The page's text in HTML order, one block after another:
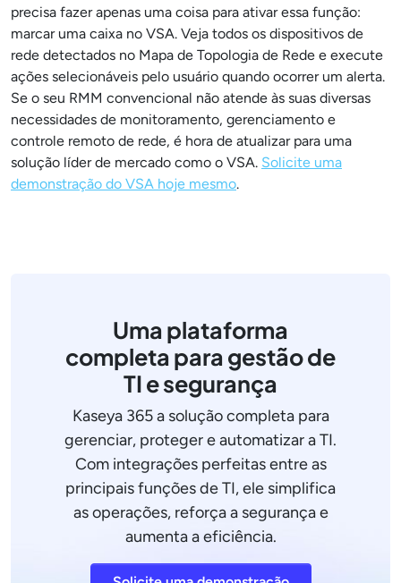
precisa fazer apenas uma coisa para ativar essa função:
marcar uma caixa no VSA. Veja todos os dispositivos de
rede detectados no Mapa de Topologia de Rede e execute
ações selecionáveis pelo usuário quando ocorrer um alerta.
Se o seu RMM convencional não atende às suas diversas
necessidades de monitoramento, gerenciamento e
controle remoto de rede, é hora de atualizar para uma
solução líder de mercado como o VSA. Solicite uma
demonstração do VSA hoje mesmo.
Uma plataforma
completa para gestão de
TI e segurança
Kaseya 365 a solução completa para
gerenciar, proteger e automatizar a TI.
Com integrações perfeitas entre as
principais funções de TI, ele simplifica
as operações, reforça a segurança e
aumenta a eficiência.